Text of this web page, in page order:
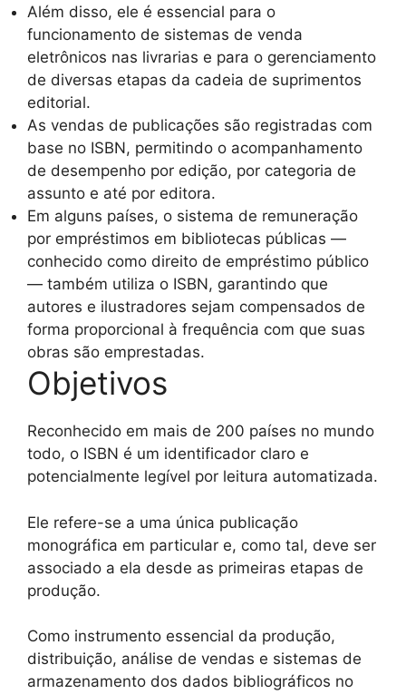
Além disso, ele é essencial para o
funcionamento de sistemas de venda
eletrônicos nas livrarias e para o gerenciamento
de diversas etapas da cadeia de suprimentos
editorial.
As vendas de publicações são registradas com
base no ISBN, permitindo o acompanhamento
de desempenho por edição, por categoria de
assunto e até por editora.
Em alguns países, o sistema de remuneração
por empréstimos em bibliotecas públicas —
conhecido como direito de empréstimo público
— também utiliza o ISBN, garantindo que
autores e ilustradores sejam compensados de
forma proporcional à frequência com que suas
obras são emprestadas.
Objetivos
Reconhecido em mais de 200 países no mundo
todo, o ISBN é um identificador claro e
potencialmente legível por leitura automatizada.
Ele refere-se a uma única publicação
monográfica em particular e, como tal, deve ser
associado a ela desde as primeiras etapas de
produção.
Como instrumento essencial da produção,
distribuição, análise de vendas e sistemas de
armazenamento dos dados bibliográficos no